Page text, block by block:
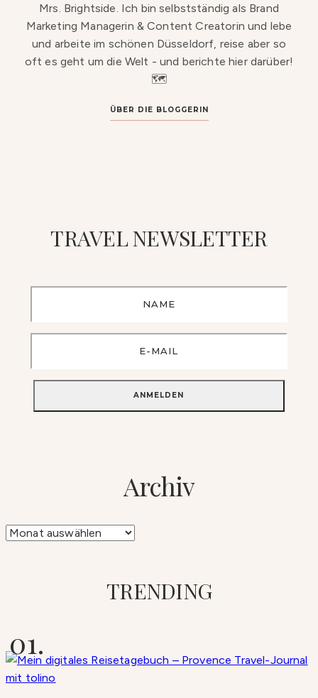
Mrs. Brightside. Ich bin selbstständig als Brand
Marketing Managerin & Content Creatorin und lebe
und arbeite im schönen Düsseldorf, reise aber so
oft es geht um die Welt - und berichte hier darüber!
🗺️
ÜBER DIE BLOGGERIN
TRAVEL NEWSLETTER
Archiv
Archiv
TRENDING